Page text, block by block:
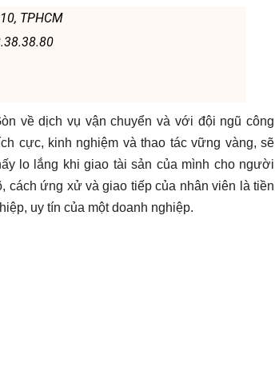
TPHCM
về dịch vụ vận chuyển và với đội ngũ công
cực, kinh nghiệm và thao tác vững vàng, sẽ
lo lắng khi giao tài sản của mình cho người
cách ứng xử và giao tiếp của nhân viên là tiền
uy tín của một doanh nghiệp.